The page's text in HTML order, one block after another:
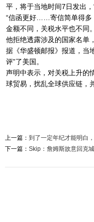
平，将于当地时间7日发出，
“信函更好……寄信简单得多
金额不同，关税水平也不同
他拒绝透露涉及的国家名单
据《华盛顿邮报》报道，当
评”了美国。
声明中表示，对关税上升的
球贸易，扰乱全球供应链，
上一篇： 到了一定年纪才能明白
下一篇： Skip：詹姆斯故意回克